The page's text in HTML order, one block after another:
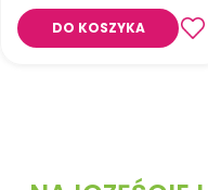
DO KOSZYKA